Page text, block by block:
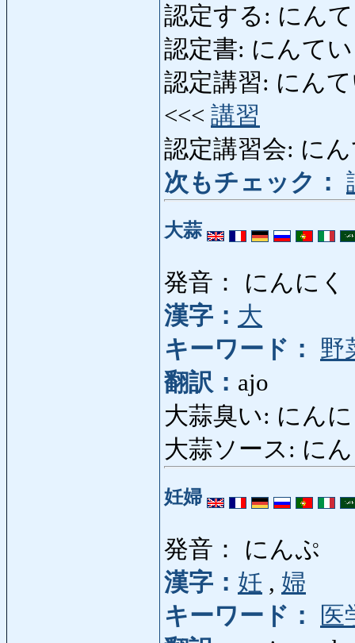
認定する: にんて
認定書: にんて
認定講習: にんて
<<< 講習
認定講習会: に
次もチェック：
大蒜
発音： にんにく
漢字： 大
キーワード：
野
翻訳： ajo
大蒜臭い: にん
大蒜ソース: に
妊婦
発音： にんぷ
漢字： 妊 , 婦
キーワード：
医